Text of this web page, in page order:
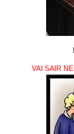
VAI SAIR